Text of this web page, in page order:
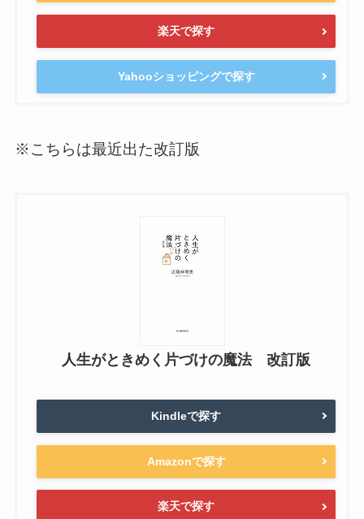
楽天で探す
Yahooショッピングで探す
※こちらは最近出た改訂版
人生がときめく片づけの魔法 改訂版
Kindleで探す
Amazonで探す
楽天で探す